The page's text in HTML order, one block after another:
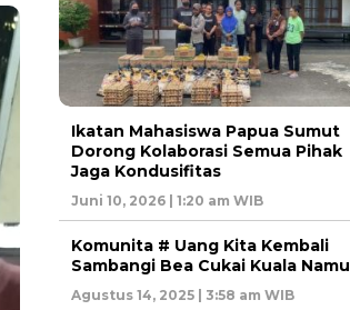
Ikatan Mahasiswa Papua Sumut
Dorong Kolaborasi Semua Pihak
Jaga Kondusifitas
Juni 10, 2026 | 1:20 am WIB
Komunita # Uang Kita Kembali
Sambangi Bea Cukai Kuala Namu
Agustus 14, 2025 | 3:58 am WIB